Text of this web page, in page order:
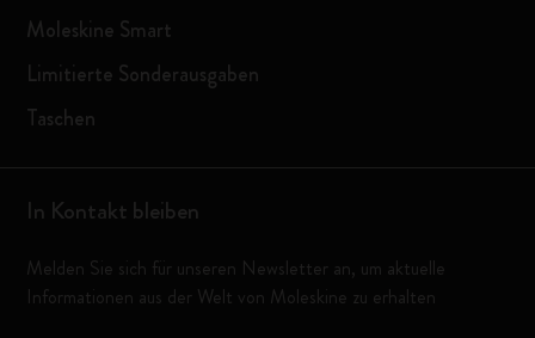
Moleskine Smart
Limitierte Sonderausgaben
Taschen
In Kontakt bleiben
Melden Sie sich für unseren Newsletter an, um aktuelle
Informationen aus der Welt von Moleskine zu erhalten